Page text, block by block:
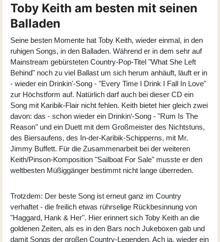
Toby Keith am besten mit seinen
Balladen
Seine besten Momente hat Toby Keith, wieder einmal, in den
ruhigen Songs, in den Balladen. Während er in dem sehr auf
Mainstream gebürsteten Country-Pop-Titel "What She Left
Behind" noch zu viel Ballast um sich herum anhäuft, läuft er in
- wieder ein Drinkin'-Song - "Every Time I Drink I Fall In Love"
zur Höchstform auf. Natürlich darf auch bei dieser CD ein
Song mit Karibik-Flair nicht fehlen. Keith bietet hier gleich zwei
davon: das - schon wieder ein Drinkin‘-Song - "Rum Is The
Reason" und ein Duett mit dem Großmeister des Nichtstuns,
des Biersaufens, des In-der-Karibik-Schipperns, mit Mr.
Jimmy Buffett. Für die Zusammenarbeit bei der weiteren
Keith/Pinson-Komposition "Sailboat For Sale" musste er den
weltbesten Müßiggänger bestimmt nicht lange überreden.
Trotzdem: Der beste Song ist erneut ganz im Country
verhaftet - die freilich etwas rührselige Rückbesinnung von
"Haggard, Hank & Her". Hier erinnert sich Toby Keith an die
goldenen Zeiten, als es in den Bars noch Jukeboxen gab und
damit Songs der großen Country-Legenden. Ach ja, wieder ein